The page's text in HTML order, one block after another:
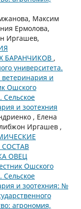
Максим
Ермолова,
Иргашев,
БАРАНЧИКОВ ,
университета.
ветеринария и
Ошского
Сельское
и зоотехния
, Елена
Иргашев ,
ОВЕЦ
Ошского
Сельское
и зоотехния: №
агрономия,